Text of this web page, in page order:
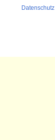
Datenschutz